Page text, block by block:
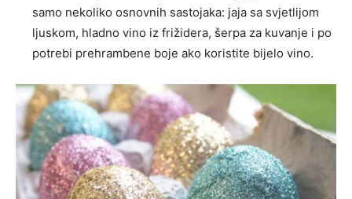
samo nekoliko osnovnih sastojaka: jaja sa svjetlijom
ljuskom, hladno vino iz frižidera, šerpa za kuvanje i po
potrebi prehrambene boje ako koristite bijelo vino.